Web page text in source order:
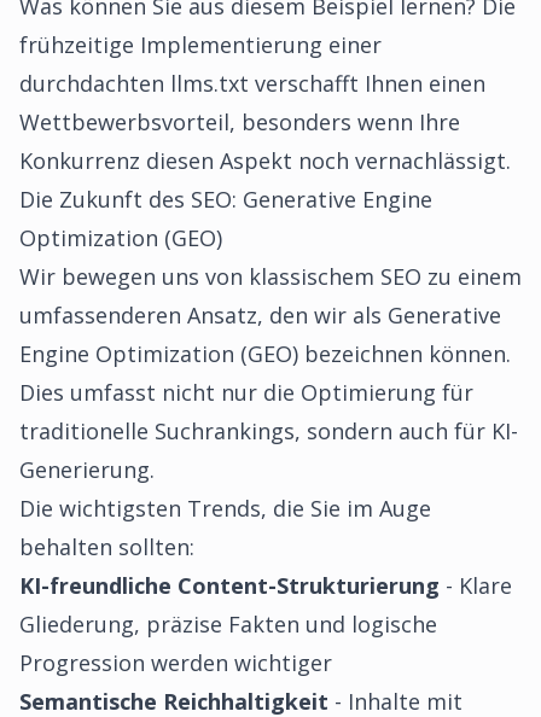
Was können Sie aus diesem Beispiel lernen? Die
frühzeitige Implementierung einer
durchdachten llms.txt verschafft Ihnen einen
Wettbewerbsvorteil, besonders wenn Ihre
Konkurrenz diesen Aspekt noch vernachlässigt.
Die Zukunft des SEO: Generative Engine
Optimization (GEO)
Wir bewegen uns von klassischem SEO zu einem
umfassenderen Ansatz, den wir als Generative
Engine Optimization (GEO) bezeichnen können.
Dies umfasst nicht nur die Optimierung für
traditionelle Suchrankings, sondern auch für KI-
Generierung.
Die wichtigsten Trends, die Sie im Auge
behalten sollten:
KI-freundliche Content-Strukturierung - Klare
Gliederung, präzise Fakten und logische
Progression werden wichtiger
Semantische Reichhaltigkeit - Inhalte mit